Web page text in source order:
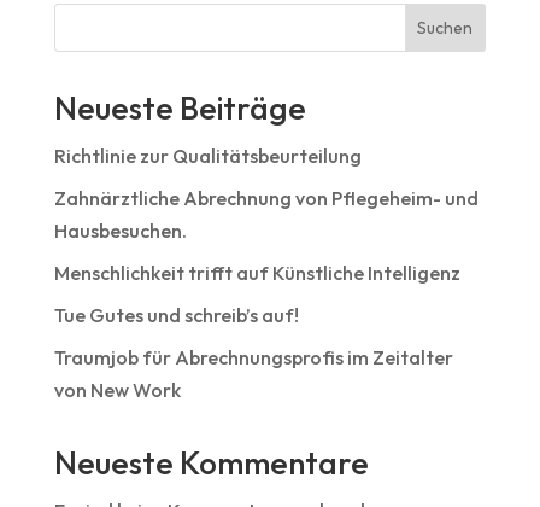
Suchen
Neueste Beiträge
Richtlinie zur Qualitätsbeurteilung
Zahnärztliche Abrechnung von Pflegeheim- und
Hausbesuchen.
Menschlichkeit trifft auf Künstliche Intelligenz
Tue Gutes und schreib’s auf!
Traumjob für Abrechnungsprofis im Zeitalter
von New Work
Neueste Kommentare